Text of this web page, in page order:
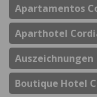
Apartamentos
Aparthotel
Auszeichnungen
Boutique Hotel